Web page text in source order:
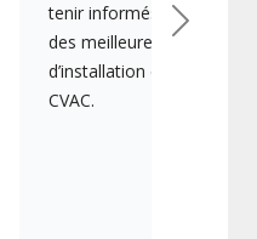
tenir informés des
des meilleures pratiques
d’installation et
CVAC.
Suivant